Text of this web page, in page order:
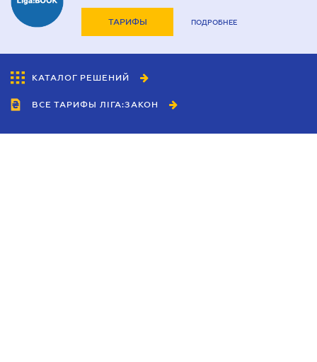
ТАРИФЫ ПОДРОБНЕЕ
КАТАЛОГ РЕШЕНИЙ
ВСЕ ТАРИФЫ ЛІГА:ЗАКОН